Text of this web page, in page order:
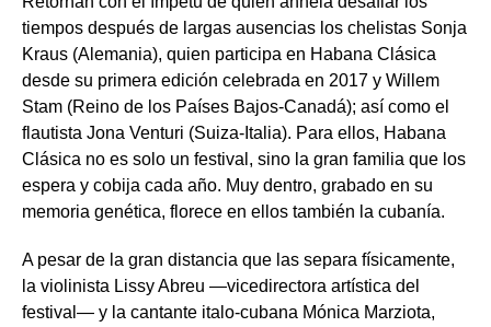
tiempos después de largas ausencias los chelistas Sonja
Kraus (Alemania), quien participa en Habana Clásica
desde su primera edición celebrada en 2017 y Willem
Stam (Reino de los Países Bajos-Canadá); así como el
flautista Jona Venturi (Suiza-Italia). Para ellos, Habana
Clásica no es solo un festival, sino la gran familia que los
espera y cobija cada año. Muy dentro, grabado en su
memoria genética, florece en ellos también la cubanía.
A pesar de la gran distancia que las separa físicamente,
la violinista Lissy Abreu —vicedirectora artística del
festival— y la cantante italo-cubana Mónica Marziota,